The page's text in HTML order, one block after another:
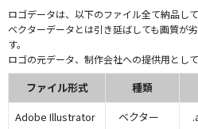
ロゴデータは、以下のファイル全て納品して
ベクターデータとは引き延ばしても画質が
す。
ロゴの元データ、制作会社への提供用とし
ファイル形式 種類
Adobe Illustrator
ベクター